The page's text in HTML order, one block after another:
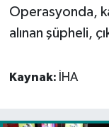
Operasyonda,
alınan şüpheli,
Kaynak: İHA